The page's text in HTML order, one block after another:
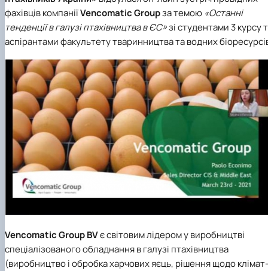
фахівців компаніїVencomatic Groupза темою «Останні
тенденції в галузі птахівництва в ЄС»зі студентами 3 курсу
аспірантами факультетутваринництва та водних
Vencomatic Group BVє світовим лідером у виробництві
спеціалізованого обладнання в галузі птахівництва
(виробництво і обробка харчових яєць, рішення щодо клімат-